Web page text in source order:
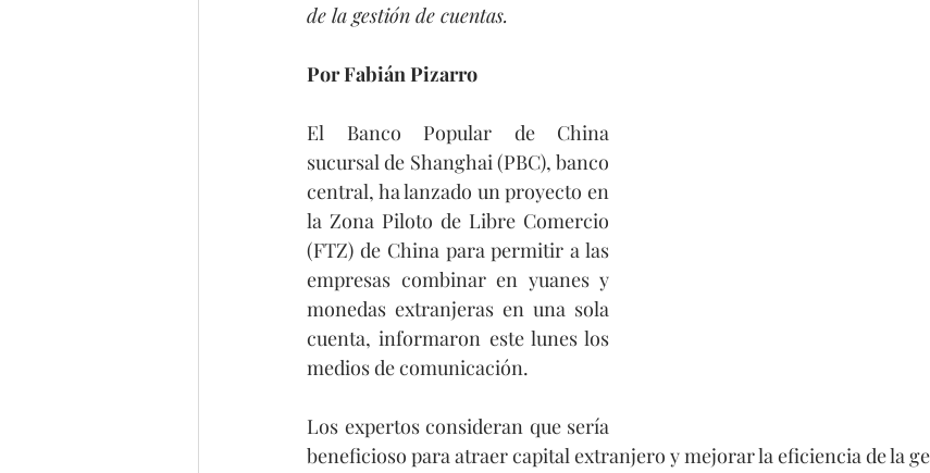
de la gestión de cuentas.
Por Fabián Pizarro
El Banco Popular de China
sucursal de Shanghai (PBC), banco
central, ha lanzado un proyecto en
la Zona Piloto de Libre Comercio
(FTZ) de China para permitir a las
empresas combinar en yuanes y
monedas extranjeras en una sola
cuenta, informaron este lunes los
medios de comunicación.
Los expertos consideran que sería
beneficioso para atraer capital extranjero y mejorar la eficiencia de la